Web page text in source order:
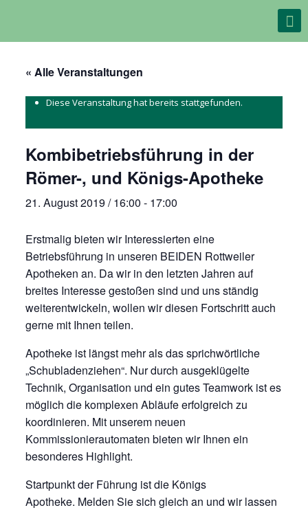
« Alle Veranstaltungen
Diese Veranstaltung hat bereits stattgefunden.
Kombibetriebsführung in der
Römer-, und Königs-Apotheke
21. August 2019 / 16:00 - 17:00
Erstmalig bieten wir Interessierten eine
Betriebsführung in unseren BEIDEN Rottweiler
Apotheken an. Da wir in den letzten Jahren auf
breites Interesse gestoßen sind und uns ständig
weiterentwickeln, wollen wir diesen Fortschritt auch
gerne mit Ihnen teilen.
Apotheke ist längst mehr als das sprichwörtliche
„Schubladenziehen“. Nur durch ausgeklügelte
Technik, Organisation und ein gutes Teamwork ist es
möglich die komplexen Abläufe erfolgreich zu
koordinieren. Mit unserem neuen
Kommissionierautomaten bieten wir Ihnen ein
besonderes Highlight.
Startpunkt der Führung ist die Königs
Apotheke. Melden Sie sich gleich an und wir lassen